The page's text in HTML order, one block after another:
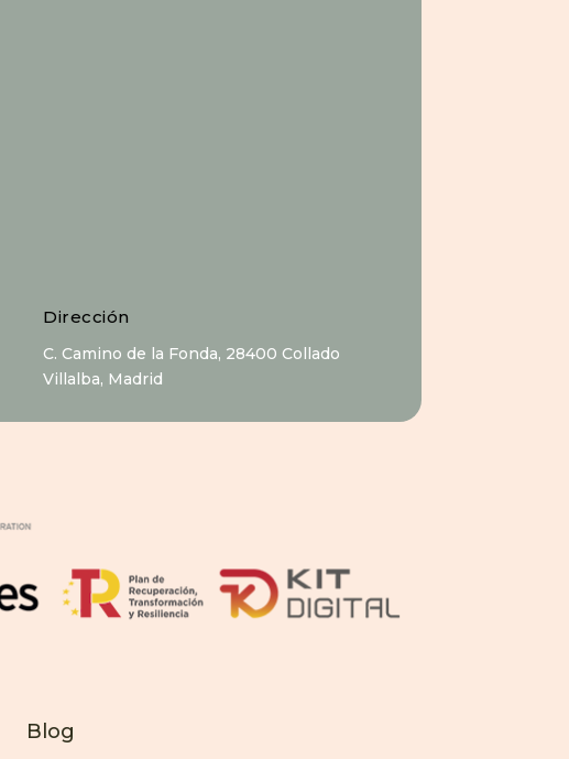
Dirección
C. Camino de la Fonda, 28400 Collado
Villalba, Madrid
Blog